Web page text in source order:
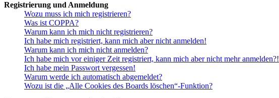
Registrierung und Anmeldung
Wozu muss ich mich registrieren?
Was ist COPPA?
Warum kann ich mich nicht registrieren?
Ich habe mich registriert, kann mich aber nicht anmelden!
Warum kann ich mich nicht anmelden?
Ich habe mich vor einiger Zeit registriert, kann mich aber nicht mehr anmelden?!
Ich habe mein Passwort vergessen!
Warum werde ich automatisch abgemeldet?
Wozu ist die „Alle Cookies des Boards löschen“-Funktion?